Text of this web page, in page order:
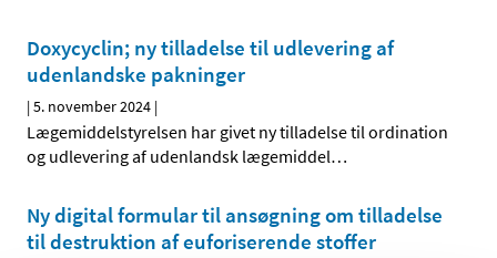
Doxycyclin; ny tilladelse til udlevering af
udenlandske pakninger
|5. november 2024 |
Lægemiddelstyrelsen har givet ny tilladelse til ordination
og udlevering af udenlandsk lægemiddel…
Ny digital formular til ansøgning om tilladelse
til destruktion af euforiserende stoffer